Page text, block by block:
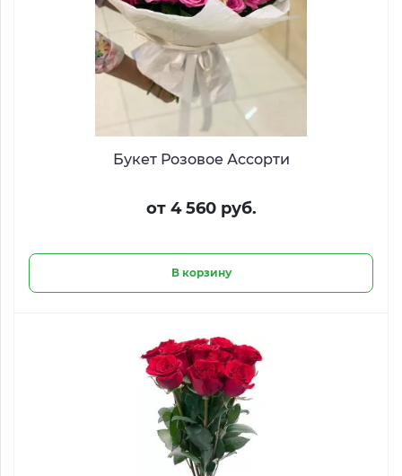
Букет Розовое Ассорти
от 4 560 руб.
В корзину